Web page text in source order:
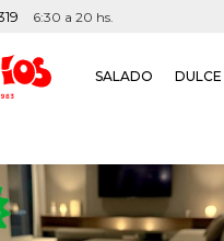
SALADO DULCE
6:30 a 20 hs.